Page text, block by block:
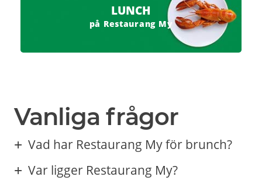
LUNCH
på Restaurang My
Vanliga frågor
Vad har Restaurang My för brunch?
Var ligger Restaurang My?